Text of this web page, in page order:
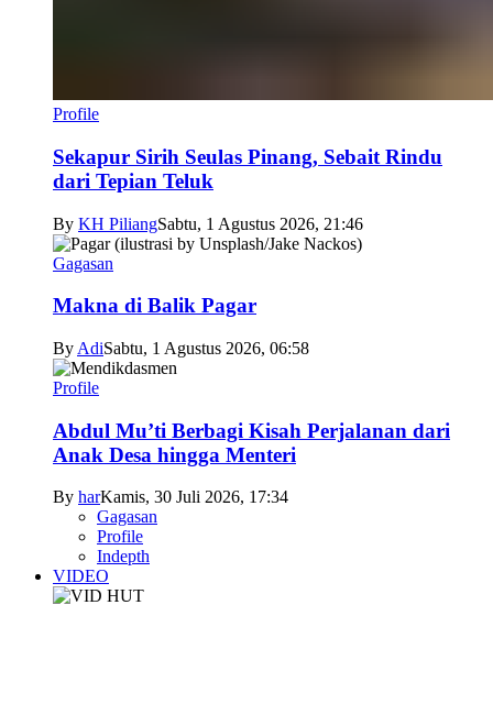
Profile
Sekapur Sirih Seulas Pinang, Sebait Rindu
dari Tepian Teluk
By KH PiliangSabtu, 1 Agustus 2026, 21:46
Gagasan
Makna di Balik Pagar
By AdiSabtu, 1 Agustus 2026, 06:58
Profile
Abdul Mu’ti Berbagi Kisah Perjalanan dari
Anak Desa hingga Menteri
By harKamis, 30 Juli 2026, 17:34
Gagasan
Profile
Indepth
VIDEO